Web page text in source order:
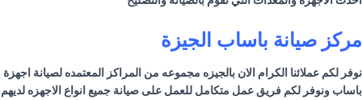
مركز صيانة باساب الجيزة
نوفر لكم عملائنا الكرام الان بالجيزه مجموعه من المراكز المعتمده لصيانة اجهزة
باساب ونوفر لكم فريق عمل متكامل للعمل على صيانة جميع انواع الاجهزه لديهم